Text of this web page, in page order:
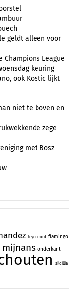
geldt alleen voor
Champions League
keuring
ook Kostic lijkt
niet te boven en
zege
met Bosz
feyenoord flamingo
mijnans onderkant
sildillia